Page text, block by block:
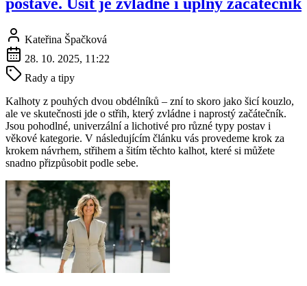
Kateřina Špačková
28. 10. 2025, 11:22
Rady a tipy
Kalhoty z pouhých dvou obdélníků – zní to skoro jako šicí kouzlo,
ale ve skutečnosti jde o střih, který zvládne i naprostý začátečník.
Jsou pohodlné, univerzální a lichotivé pro různé typy postav i
věkové kategorie. V následujícím článku vás provedeme krok za
krokem návrhem, střihem a šitím těchto kalhot, které si můžete
snadno přizpůsobit podle sebe.